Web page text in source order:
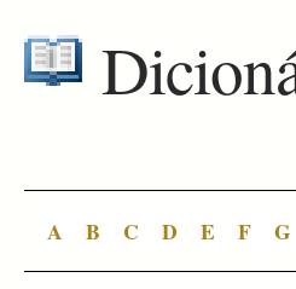
A B C D E F G